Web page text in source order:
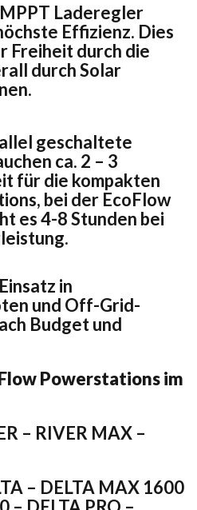
Laderegler
Effizienz. Dies
Freiheit durch die
durch Solar
geschaltete
ca. 2 – 3
für die kompakten
bei der EcoFlow
es 4-8 Stunden bei
in
und Off-Grid-
Budget und
Powerstations im
– RIVER MAX –
– DELTA MAX 1600